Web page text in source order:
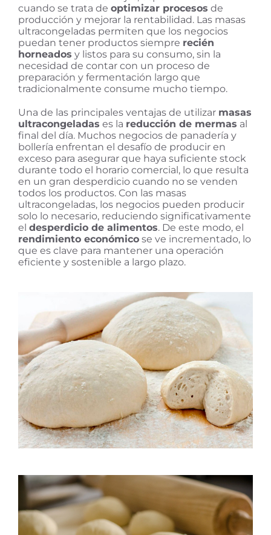
cuando se trata de optimizar procesos de
producción y mejorar la rentabilidad. Las masas
ultracongeladas permiten que los negocios
puedan tener productos siempre recién
horneados y listos para su consumo, sin la
necesidad de contar con un proceso de
preparación y fermentación largo que
tradicionalmente consume mucho tiempo.
Una de las principales ventajas de utilizar masas
ultracongeladas es la reducción de mermas al
final del día. Muchos negocios de panadería y
bollería enfrentan el desafío de producir en
exceso para asegurar que haya suficiente stock
durante todo el horario comercial, lo que resulta
en un gran desperdicio cuando no se venden
todos los productos. Con las masas
ultracongeladas, los negocios pueden producir
solo lo necesario, reduciendo significativamente
el desperdicio de alimentos. De este modo, el
rendimiento económicose ve incrementado, lo
que es clave para mantener una operación
eficiente y sostenible a largo plazo.